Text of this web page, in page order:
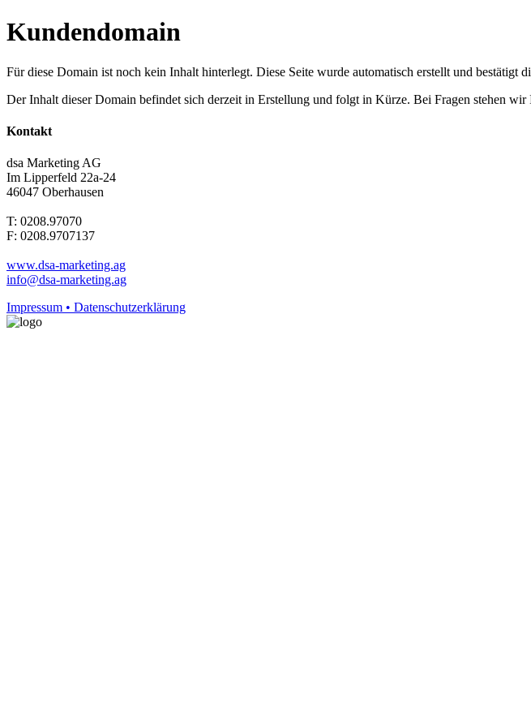
Kundendomain
Für diese Domain ist noch kein Inhalt hinterlegt. Diese Seite wurde automatisch erstellt und bestätigt
Der Inhalt dieser Domain befindet sich derzeit in Erstellung und folgt in Kürze. Bei Fragen stehen wir
Kontakt
dsa Marketing AG
Im Lipperfeld 22a-24
46047 Oberhausen
T: 0208.97070
F: 0208.9707137
www.dsa-marketing.ag
info@dsa-marketing.ag
Impressum • Datenschutzerklärung